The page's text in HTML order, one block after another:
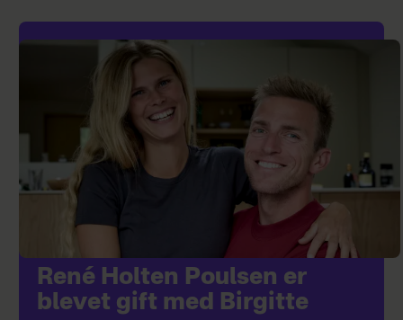
René Holten Poulsen er
blevet gift med Birgitte